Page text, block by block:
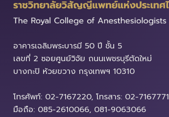
อาคารเฉลิมพระบารมี​ 50 ปี ชั้น 5
เลขที่ 2 ซอยศูนย์วิจัย ถนนเพชรบุรีตัดใหม่
บางกะปิ ห้วยขวาง ​กรุงเทพฯ 10310
โทรศัพท์: 02-7167220, โทรสาร: 02-7167771
มือถือ: 085-2610066, 081-9063066